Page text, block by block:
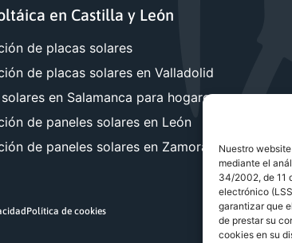
Nuestro
mediante el
34/2002, de 11
electrónico
garantizar que
de prestar su
cookies en su
en Castilla y León
de placas solares
de placas solares en Valladolid
en Salamanca para hogares y empresa
de paneles solares en León
de paneles solares en Zamora
Política de cookies